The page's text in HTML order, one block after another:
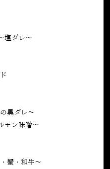
塩ダレ～
黒ダレ～
モン味噌～
蟹・和牛～